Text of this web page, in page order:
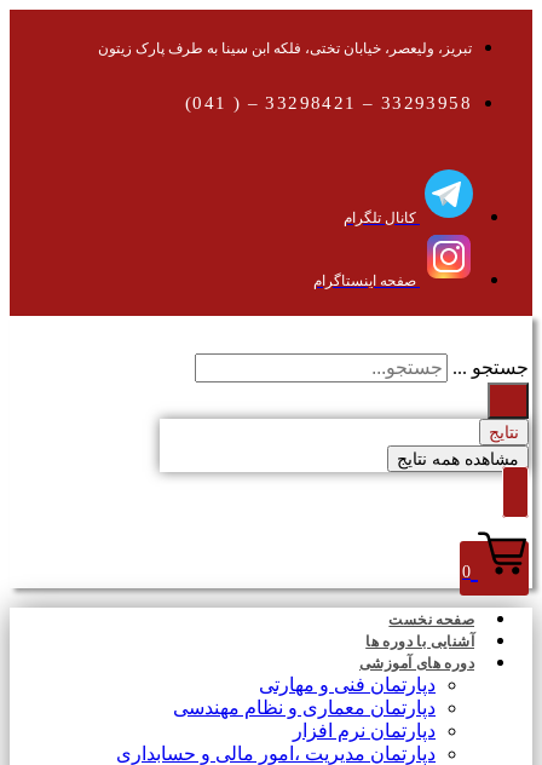
تبریز، ولیعصر، خیابان تختی، فلکه ابن سینا به طرف پارک زیتون
33293958 – 33298421 – ( 041)
کانال تلگرام
صفحه اینستاگرام
جستجو ...
نتایج
مشاهده همه نتایج
0
صفحه نخست
آشنایی با دوره ها
دوره های آموزشی
دپارتمان فنی و مهارتی
دپارتمان معماری و نظام مهندسی
دپارتمان نرم افزار
دپارتمان مدیریت ،امور مالی و حسابداری